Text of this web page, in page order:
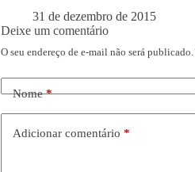
31 de dezembro de 2015
Deixe um comentário
O seu endereço de e-mail não será publicado.
Nome*
Adicionar comentário *